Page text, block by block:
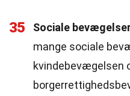
35 Sociale
mange sociale
kvindebevægelsen